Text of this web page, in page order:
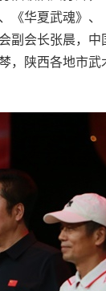
《华夏武魂》
副会长张晨，
，陕西各地市